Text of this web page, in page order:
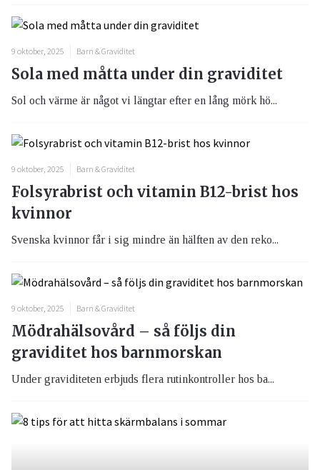
9 oktober, 2025 Barn & Graviditet
Sola med måtta under din graviditet
Sol och värme är något vi längtar efter en lång mörk hö...
9 oktober, 2025 Barn & Graviditet
Folsyrabrist och vitamin B12-brist hos
kvinnor
Svenska kvinnor får i sig mindre än hälften av den reko...
9 oktober, 2025 Barn & Graviditet
Mödrahälsovård – så följs din
graviditet hos barnmorskan
Under graviditeten erbjuds flera rutinkontroller hos ba...